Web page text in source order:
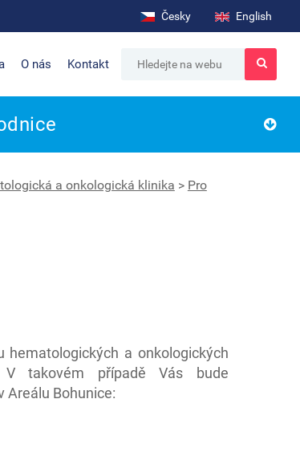
Česky English
O nás Kontakt
a onkologická klinika > Pro
a onkologických
takovém případě Vás bude
Areálu Bohunice: